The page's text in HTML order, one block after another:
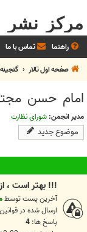
مرکز نشر
راهنما تماس با ما
صفحه اول تالار
امام حسن
مدیر انجمن: شورای نظارت
موضوع جدید
!!! بهتر است ، از
آخرین پست توسط
ارسال شده در
پاسخ ها: 4